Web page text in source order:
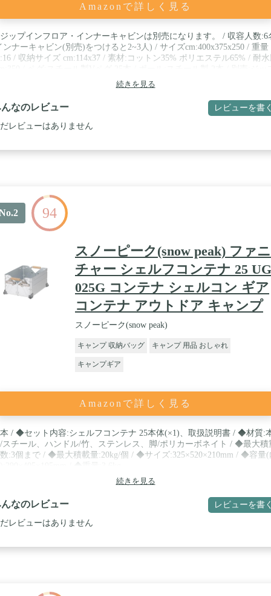
Amazonで詳しく見る
ップインフロア・インナーキャビンは別売になります。 / 収容人数:6
ンナーキャビン(別売)をつけると2~3人) / サイズcm:400x375x250 / 重量
/ 収納サイズ cm:114x37 / 素材:コットン35% ポリエステル65% / 耐水
続きを見る
なのレビュー レビューを書く
レビューはありません
94
スノーピーク(snow peak) ファニ
チャー シェルフコンテナ 25
025G コンテナ シェルコン ギア
コンテナ アウトドア キャンプ
スノーピーク(snow peak)
キャンプ 収納バッグ キャンプ 用品 おしゃれ
キャンプギア
Amazonで詳しく見る
/ ◆セット内容:シェルフコンテナ 25本体(×1)、取扱説明書 / ◆材質:
スチール、ハンドル/竹、ステンレス、脚/ポリカーボネイト / ◆最大積
:3個まで / ◆最大積載量:20kg/個 / ◆サイズ:325×520×210mm / ◆容量(
続きを見る
なのレビュー レビューを書く
レビューはありません